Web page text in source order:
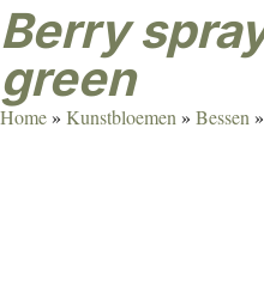
berry spray 105 cm
green
Home» Kunstbloemen » Bessen »